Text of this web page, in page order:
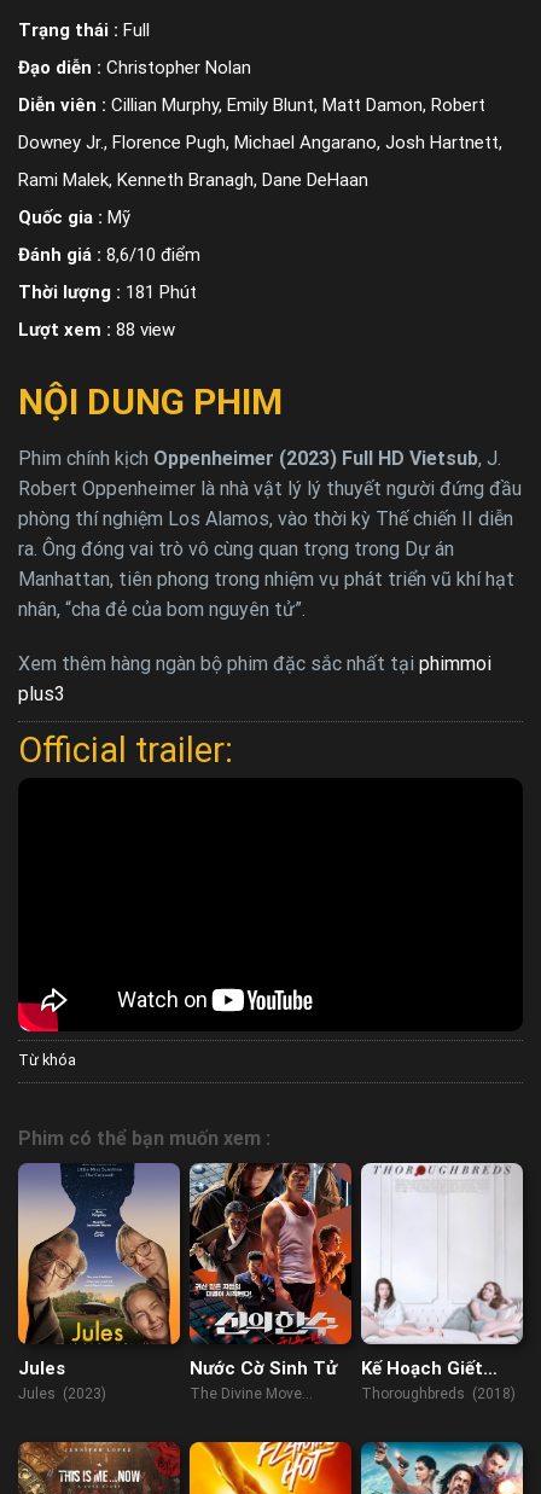
Trạng thái : Full
Đạo diễn : Christopher Nolan
Diễn viên : Cillian Murphy, Emily Blunt, Matt Damon, Robert
Downey Jr., Florence Pugh, Michael Angarano, Josh Hartnett,
Rami Malek, Kenneth Branagh, Dane DeHaan
Quốc gia : Mỹ
Đánh giá : 8,6/10 điểm
Thời lượng : 181 Phút
Lượt xem : 88 view
NỘI DUNG PHIM
Phim chính kịch Oppenheimer (2023) Full HD Vietsub, J.
Robert Oppenheimer là nhà vật lý lý thuyết người đứng đầu
phòng thí nghiệm Los Alamos, vào thời kỳ Thế chiến II diễn
ra. Ông đóng vai trò vô cùng quan trọng trong Dự án
Manhattan, tiên phong trong nhiệm vụ phát triển vũ khí hạt
nhân, “cha đẻ của bom nguyên tử”.
Xem thêm hàng ngàn bộ phim đặc sắc nhất tại phimmoi
plus3
Official trailer:
Từ khóa
Phim có thể bạn muốn xem :
Jules
Jules (2023)
Nước Cờ Sinh Tử
The Divine Move
Kế Hoạch Giết
Dượng
Thoroughbreds (2018)